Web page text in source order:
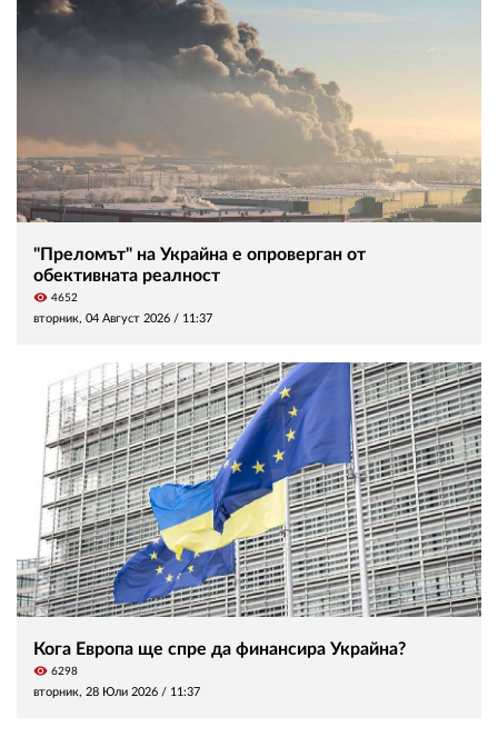
"Преломът" на Украйна е опроверган от
обективната реалност
visibility 4652
вторник, 04 Август 2026 / 11:37
Кога Европа ще спре да финансира Украйна?
visibility 6298
вторник, 28 Юли 2026 / 11:37